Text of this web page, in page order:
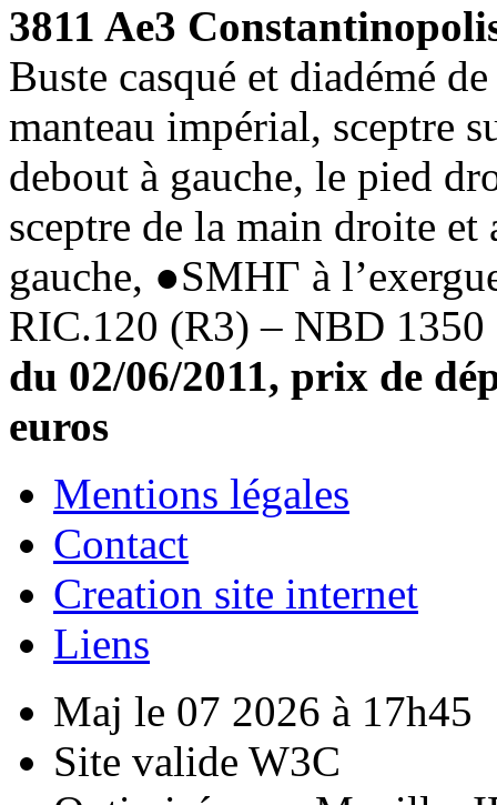
3811 Ae3
Buste casqué et diadémé
manteau impérial, sceptre
debout à gauche, le pied
sceptre de la main droite
gauche, ●SMHΓ à
RIC.120 (R3) – NBD
du 02/06/2011, prix de
euros
Mentions légales
Contact
Creation site internet
Liens
Maj le 07 2026 à 17h45
Site valide W3C